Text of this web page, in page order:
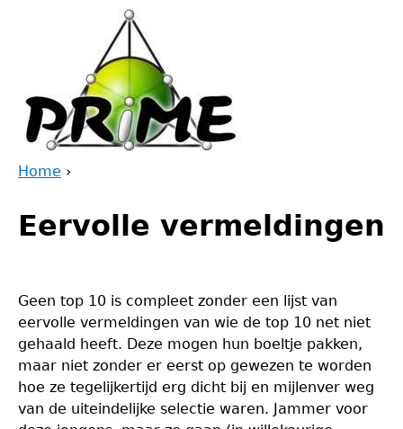
are
Home ›
to
top
Eervolle vermeldingen
Geen top 10 is compleet zonder een lijst van
eervolle vermeldingen van wie de top 10 net niet
gehaald heeft. Deze mogen hun boeltje pakken,
maar niet zonder er eerst op gewezen te worden
hoe ze tegelijkertijd erg dicht bij en mijlenver weg
van de uiteindelijke selectie waren. Jammer voor